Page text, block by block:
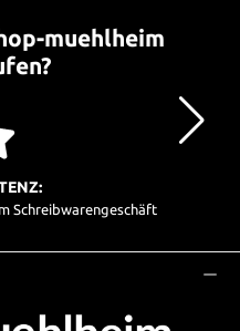
muehlheim
Schreibwarengeschäft